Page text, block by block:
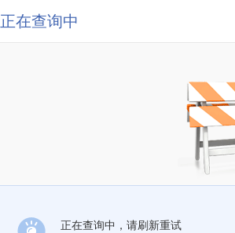
正在查询中
正在查询中，请刷新重试